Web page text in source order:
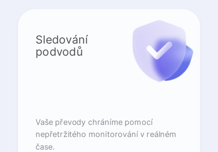
Sledování
podvodů
Vaše převody chráníme pomocí
nepřetržitého monitorování v reálném
čase.